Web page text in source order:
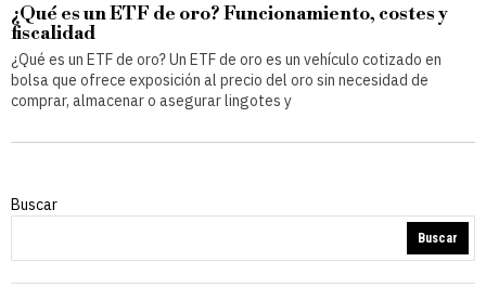
¿Qué es un ETF de oro? Funcionamiento, costes y
fiscalidad
¿Qué es un ETF de oro? Un ETF de oro es un vehículo cotizado en
bolsa que ofrece exposición al precio del oro sin necesidad de
comprar, almacenar o asegurar lingotes y
Buscar
Buscar